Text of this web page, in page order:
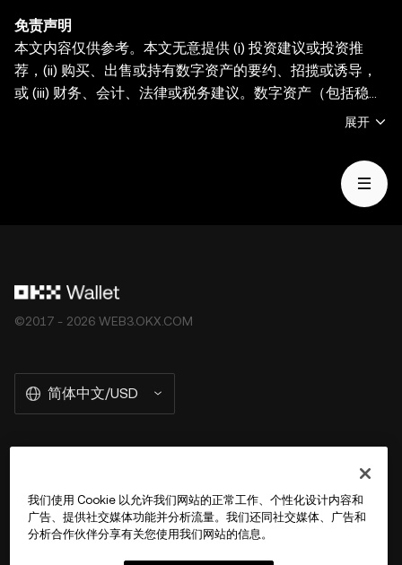
后判断交易或持有数字资产是否适合您。具体问题请咨询法
律/税务/投资领域专业人士。文中信息（含市场数据及统计
信息，如有）均基于一般性目的提供。虽已尽可能审慎处理
数据及图表编制，但欧易对任何事实错误或遗漏不承担任何
免责声明
本文内容仅供参考。本文无意提供 (i) 投资建议或投资推
荐，(ii) 购买、出售或持有数字资产的要约、招揽或诱导，
或 (iii) 财务、会计、法律或税务建议。数字资产（包括稳定
币和 NFT）受市场波动影响， 涉及高风险，并且可能会贬
询您的法律/税务/投资专业人士。OKX Web3 钱包仅为一种
自托管钱包软件服务，让您可以发现并与第三方平台交互，
OKX Web3 钱包无法控制此类第三方平台的服务，也不对
展开
©2017 - 2026 WEB3.OKX.COM
简体中文/USD
产品
我们使用 Cookie 以允许我们网站的正常工作、个性化设计内容和
广告、提供社交媒体功能并分析流量。我们还同社交媒体、广告和
分析合作伙伴分享有关您使用我们网站的信息。